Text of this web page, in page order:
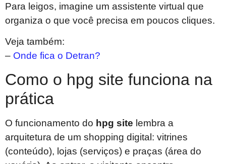
Para leigos, imagine um assistente virtual que
organiza o que você precisa em poucos cliques.
Veja também:
– Onde fica o Detran?
Como o hpg site funciona na
prática
O funcionamento do hpg site lembra a
arquitetura de um shopping digital: vitrines
(conteúdo), lojas (serviços) e praças (área do